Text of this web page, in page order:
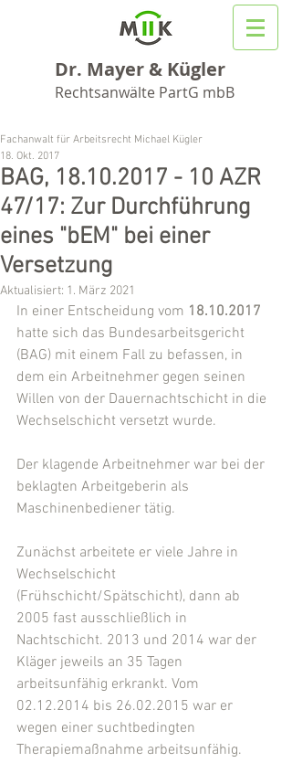
Dr. Mayer & Kügler
Rechtsanwälte PartG mbB
BAG, 18.10.2017 - 10 AZR
47/17: Zur Durchführung
eines "bEM" bei einer
Versetzung
Fachanwalt für Arbeitsrecht Michael Kügler
18. Okt. 2017
Aktualisiert: 1. März 2021
In einer Entscheidung vom 18.10.2017
hatte sich das Bundesarbeitsgericht
(BAG) mit einem Fall zu befassen, in
dem ein Arbeitnehmer gegen seinen
Willen von der Dauernachtschicht in die
Wechselschicht versetzt wurde.
Der klagende Arbeitnehmer war bei der
beklagten Arbeitgeberin als
Maschinenbediener tätig.
Zunächst arbeitete er viele Jahre in
Wechselschicht
(Frühschicht/Spätschicht), dann ab
2005 fast ausschließlich in
Nachtschicht. 2013 und 2014 war der
Kläger jeweils an 35 Tagen
arbeitsunfähig erkrankt. Vom
02.12.2014 bis 26.02.2015 war er
wegen einer suchtbedingten
Therapiemaßnahme arbeitsunfähig.